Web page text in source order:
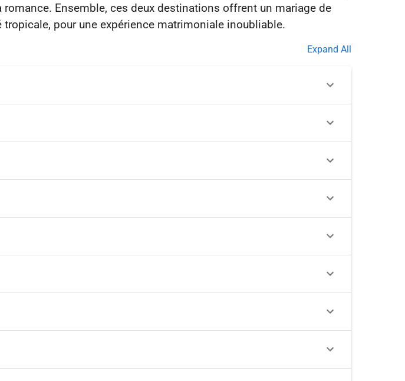
Ensemble, ces deux destinations offrent un mariage de
Expand All